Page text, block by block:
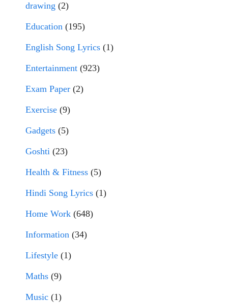
drawing (2)
Education (195)
English Song Lyrics (1)
Entertainment (923)
Exam Paper (2)
Exercise (9)
Gadgets (5)
Goshti (23)
Health & Fitness (5)
Hindi Song Lyrics (1)
Home Work (648)
Information (34)
Lifestyle (1)
Maths (9)
Music (1)